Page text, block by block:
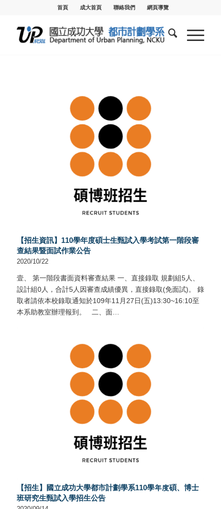
首頁 成大首頁 聯絡我們 網頁導覽
【招生資訊】110學年度碩士生甄試入學考試第一階段審
查結果暨面試作業公告
2020/10/22
壹、 第一階段書面資料審查結果 一、直接錄取 規劃組5人、
設計組0人，合計5人因審查成績優異，直接錄取(免面試)。 錄
取者請依本校錄取通知於109年11月27日(五)13:30~16:10至
本系助教室辦理報到。 二、面…
【招生】國立成功大學都市計劃學系110學年度碩、博士
班研究生甄試入學招生公告